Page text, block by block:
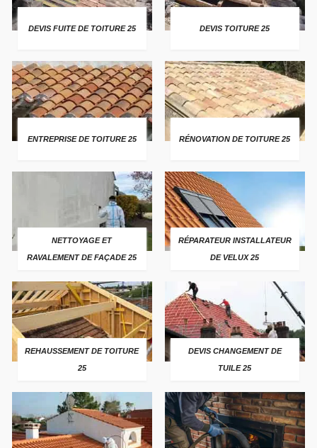
DEVIS FUITE DE TOITURE 25 DEVIS TOITURE 25
ENTREPRISE DE TOITURE 25 RÉNOVATION DE TOITURE 25
NETTOYAGE ET
RAVALEMENT DE FAÇADE 25
RÉPARATEUR INSTALLATEUR
DE VELUX 25
REHAUSSEMENT DE TOITURE
25
DEVIS CHANGEMENT DE
TUILE 25